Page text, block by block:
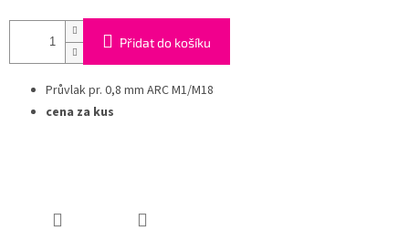
Přidat do košíku
Průvlak pr. 0,8 mm ARC M1/M18
cena za kus